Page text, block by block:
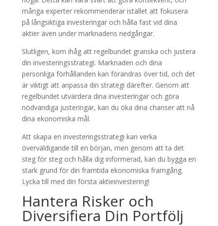
många experter rekommenderar istället att fokusera
på långsiktiga investeringar och hålla fast vid dina
aktier även under marknadens nedgångar.
Slutligen, kom ihåg att regelbundet granska och justera
din investeringsstrategi. Marknaden och dina
personliga förhållanden kan förändras över tid, och det
är viktigt att anpassa din strategi därefter. Genom att
regelbundet utvärdera dina investeringar och göra
nödvändiga justeringar, kan du öka dina chanser att nå
dina ekonomiska mål.
Att skapa en investeringsstrategi kan verka
överväldigande till en början, men genom att ta det
steg för steg och hålla dig informerad, kan du bygga en
stark grund för din framtida ekonomiska framgång.
Lycka till med din första aktieinvestering!
Hantera Risker och
Diversifiera Din Portfölj